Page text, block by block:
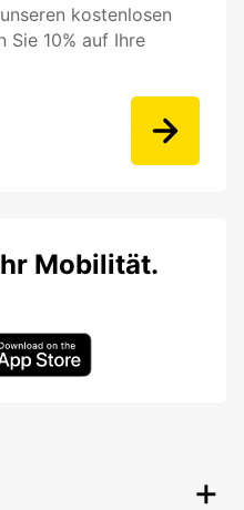
kostenlosen
Sie 10% auf Ihre
Mobilität.